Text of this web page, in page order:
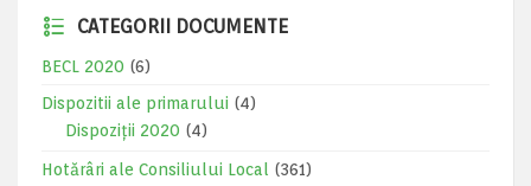
CATEGORII DOCUMENTE
BECL 2020 (6)
Dispozitii ale primarului (4)
Dispoziții 2020 (4)
Hotărâri ale Consiliului Local
(361)